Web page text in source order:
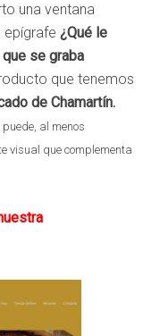
una ventana
epígrafe ¿Qué le
se graba
que tenemos
de Chamartín.
al menos
visual que complementa